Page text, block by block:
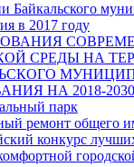
Байкальского
в 2017 году
СРЕДЫ НА
НА 2018-
парк
ремонт общего
конкурс